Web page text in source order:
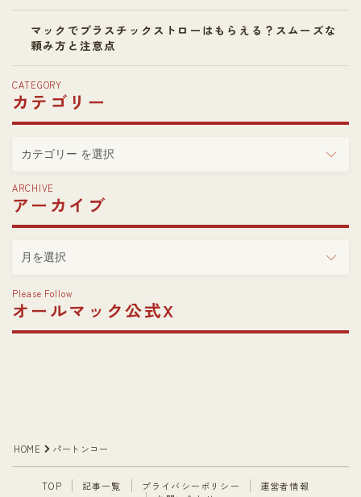
マックでプラスチックストローはもらえる？スムーズな
頼み方と注意点
CATEGORY
カテゴリー
テ
ゴ
リ
ー
ARCHIVE
アーカイブ
ア
ー
カ
イ
ブ
Please Follow
オールマック公式X
HOME パートンコー
TOP 記事一覧 プライバシーポリシー
運営者情報